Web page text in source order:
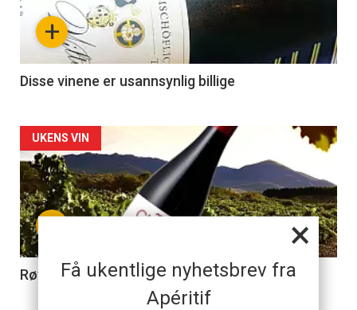
×
Få ukentlige nyhetsbrev fra
Apéritif
+
Disse vinene er usannsynlig billige
Forsiden
akkurat
nå
-
2
+
UKENS VIN
Røverkjøp til grillmaten